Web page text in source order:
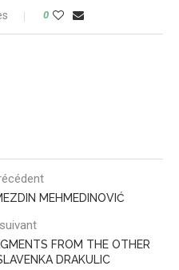
0
MEHMEDINOVIĆ
FROM THE OTHER
DRAKULIC